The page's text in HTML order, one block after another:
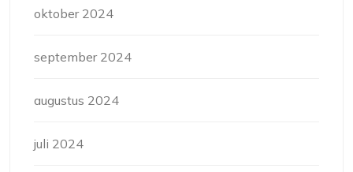
oktober 2024
september 2024
augustus 2024
juli 2024